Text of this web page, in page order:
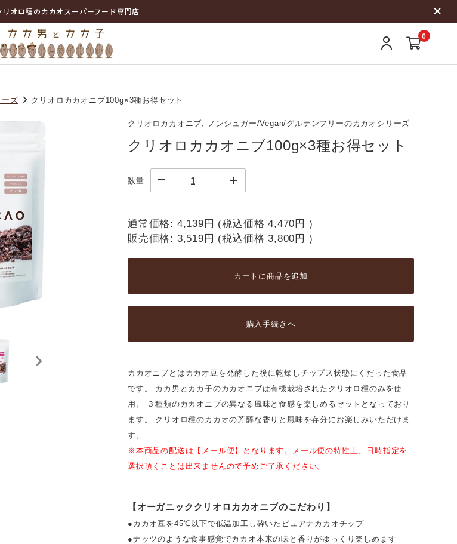
リオロ種のカカオスーパーフード専門店
0
ズ クリオロカカオニブ100g×3種お得セット
クリオロカカオニブ, ノンシュガー/Vegan/グルテンフリーのカカオシリーズ
クリオロカカオニブ100g×3種お得セット
数量
通常価格: 4,139円 (税込価格4,470円 )
販売価格: 3,519円 (税込価格3,800円 )
カートに商品を追加
購入手続きへ
カカオニブとはカカオ豆を発酵した後に乾燥しチップス状態にくだった食品
です。 カカ男とカカ子のカカオニブは有機栽培されたクリオロ種のみを使
用。 ３種類のカカオニブの異なる風味と食感を楽しめるセットとなっており
ます。 クリオロ種のカカオの芳醇な香りと風味を存分にお楽しみいただけま
す。
※本商品の配送は【メール便】となります。メール便の特性上、日時指定を
選択頂くことは出来ませんので予めご了承ください。
【オーガニッククリオロカカオニブのこだわり】
●カカオ豆を45℃以下で低温加工し砕いたピュアナカカオチップ
●ナッツのような食事感覚でカカオ本来の味と香りがゆっくり楽しめます